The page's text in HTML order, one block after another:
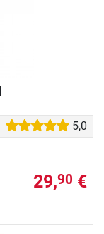
5,0
29,90 €